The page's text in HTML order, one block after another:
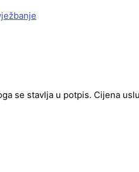
se stavlja u potpis. Cijena